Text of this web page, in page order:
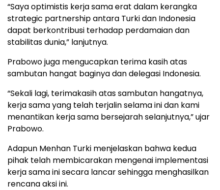
“Saya optimistis kerja sama erat dalam kerangka
strategic partnership antara Turki dan Indonesia
dapat berkontribusi terhadap perdamaian dan
stabilitas dunia,” lanjutnya.
Prabowo juga mengucapkan terima kasih atas
sambutan hangat baginya dan delegasi Indonesia.
“Sekali lagi, terimakasih atas sambutan hangatnya,
kerja sama yang telah terjalin selama ini dan kami
menantikan kerja sama bersejarah selanjutnya,” ujar
Prabowo.
Adapun Menhan Turki menjelaskan bahwa kedua
pihak telah membicarakan mengenai implementasi
kerja sama ini secara lancar sehingga menghasilkan
rencana aksi ini.